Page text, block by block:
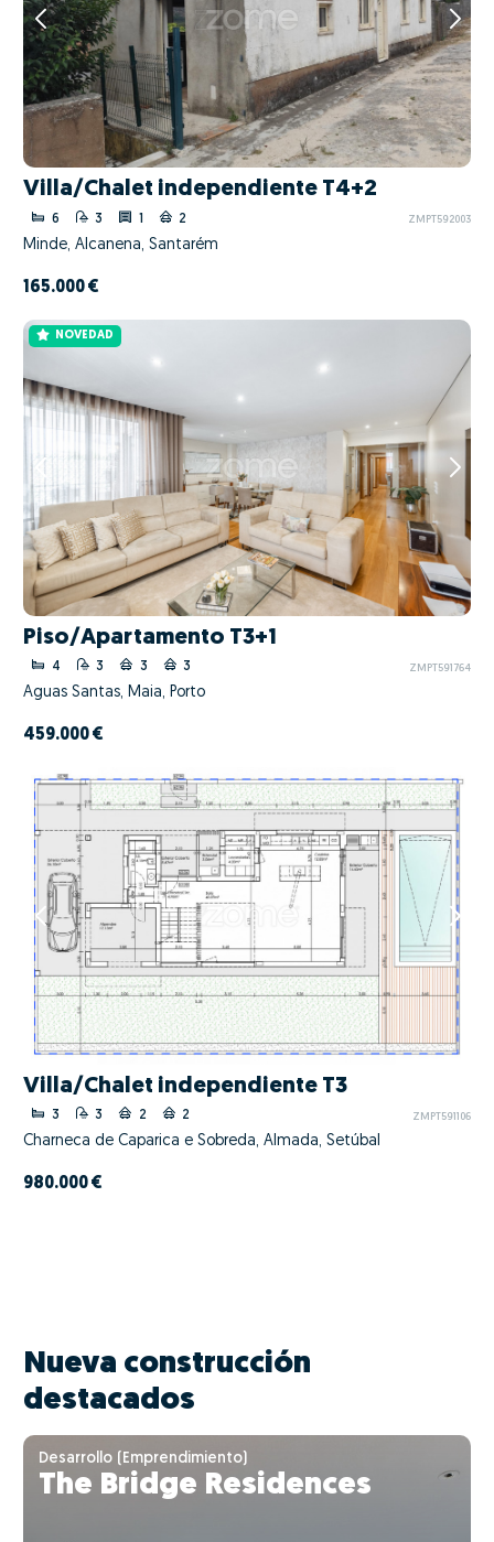
Villa/Chalet independiente T4+2
6 3 1 2 ZMPT592003
Minde, Alcanena, Santarém
165.000 €
NOVEDAD
Piso/Apartamento T3+1
4 3 3 3 ZMPT591764
Águas Santas, Maia, Porto
459.000 €
Villa/Chalet independiente T3
3 3 2 2 ZMPT591106
Charneca de Caparica e Sobreda, Almada, Setúbal
980.000 €
Nueva construcción
destacados
Desarrollo (Emprendimiento)
The Bridge Residences